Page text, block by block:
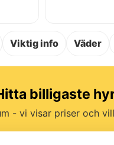
Viktig info Väder
billigaste
- vi visar priser och